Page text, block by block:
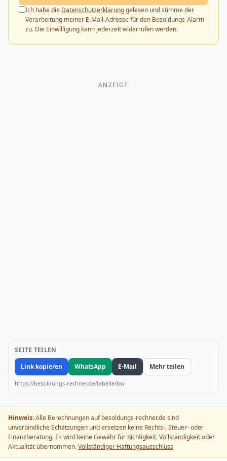
Ich habe die Datenschutzerklärunggelesen und stimme der
Verarbeitung meiner E-Mail-Adresse für den Besoldungs-Alarm
zu. Die Einwilligung kann jederzeit widerrufen werden.
ANZEIGE
SEITE TEILEN
Link kopieren
WhatsApp E-Mail Mehr teilen
https://besoldungs-rechner.de/tabelle/bw
Hinweis:Alle Berechnungen auf besoldungs-rechner.de sind
unverbindliche Schätzungen und ersetzen keine Rechts-, Steuer- oder
Finanzberatung. Es wird keine Gewähr für Richtigkeit, Vollständigkeit oder
Aktualität übernommen.Vollständiger Haftungsausschluss